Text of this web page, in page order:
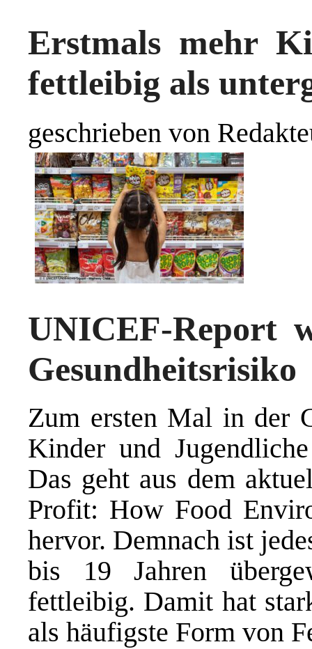
Erstmals mehr
fettleibig als
geschrieben von
UNICEF-Report
Gesundheitsrisiko
Zum ersten Mal in der
Kinder und
Das geht aus dem
Profit: How Food
hervor. Demnach ist
bis 19 Jahren
fettleibig. Damit hat
als häufigste Form von